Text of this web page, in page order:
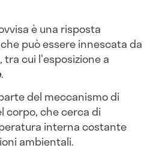
è una risposta
può essere innescata da
cui l'esposizione a
.
del meccanismo di
corpo, che cerca di
interna costante
ambientali.